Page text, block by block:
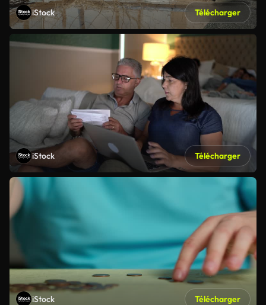
iStock Télécharger
iStock Télécharger
iStock Télécharger